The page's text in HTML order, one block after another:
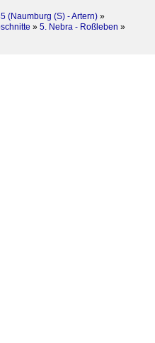
(Naumburg (S) - Artern) »
» 5. Nebra - Roßleben »